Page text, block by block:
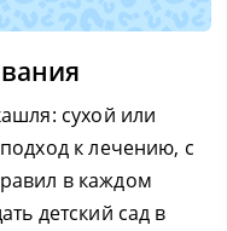
сухой или
к лечению, с
в каждом
детский сад в